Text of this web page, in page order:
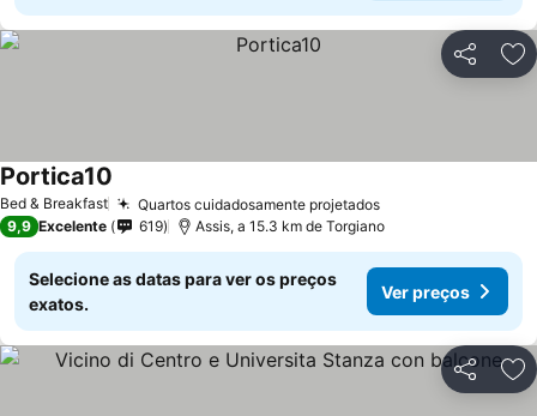
Partilhar
Bed & Breakfast Quartos cuidadosamente projetados
Portica10
9,9 Excelente 619 Assis, a 15.3 km de Torgiano
Selecione as datas para ver os preços
exatos.
Ver preços
Partilhar